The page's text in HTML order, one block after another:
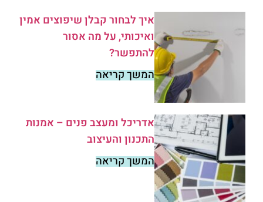
איך לבחור קבלן שיפוצים אמין
ואיכותי, על מה אסור
להתפשר?
המשך קריאה
אדריכל ומעצב פנים – אמנות
התכנון והעיצוב
המשך קריאה